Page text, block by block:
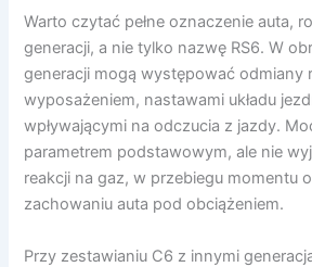
Warto czytać pełne oznaczenie auta,
generacji, a nie tylko nazwę RS6. W
generacji mogą występować odmiany
wyposażeniem, nastawami układu
wpływającymi na odczucia z jazdy.
parametrem podstawowym, ale nie
reakcji na gaz, w przebiegu momentu
zachowaniu auta pod obciążeniem.
Przy zestawianiu C6 z innymi